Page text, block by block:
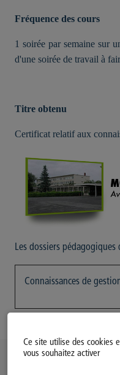
Ce site utilise des cookies
vous souhaitez activer
Fréquence des cours
1 soirée par semaine sur
d'une soirée de travail à
Titre obtenu
Certificat relatif aux
Les dossiers
Connaissances de